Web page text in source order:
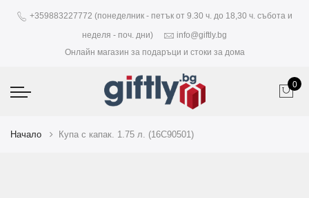
+359883227772 (понеделник - петък от 9.30 ч. до 18,30 ч. събота и
неделя - поч. дни)
info@giftly.bg
Онлайн магазин за подаръци и стоки за дома
0
Начало Купа с капак. 1.75 л. (16C90501)